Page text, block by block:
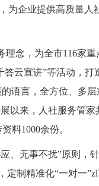
为企业提供高质量人
念，为全市116家重
答云宣讲”等活动，
语言，全方位、多
以来，人社服务管
料1000余份。
无事不扰”原则，
定制精准化“一对一